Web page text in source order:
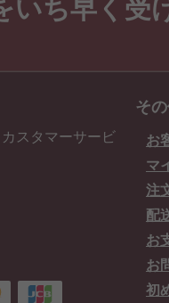
スタマーサービ
そ
お
マ
注
配
お
お
初